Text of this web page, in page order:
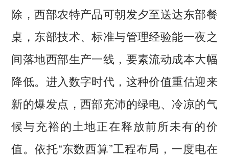
除，西部农特产品可朝发夕至送达东部餐
桌，东部技术、标准与管理经验能一夜之
间落地西部生产一线，要素流动成本大幅
降低。进入数字时代，这种价值重估迎来
新的爆发点，西部充沛的绿电、冷凉的气
候与充裕的土地正在释放前所未有的价
值。依托“东数西算”工程布局，一度电在